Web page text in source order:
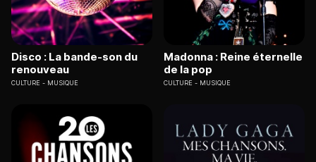
Disco : La bande-son du
renouveau
CULTURE MUSIQUE
Madonna : Reine éternelle
de la pop
CULTURE MUSIQUE